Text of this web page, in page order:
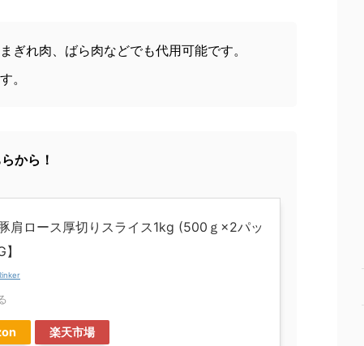
ぎれ肉、ばら肉などでも代用可能です。
。
から！
肩ロース厚切りスライス1kg (500ｇ×2パッ
楽天市場